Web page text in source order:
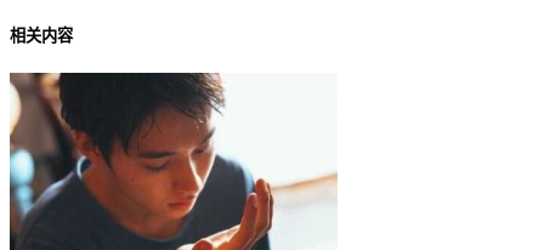
相关内容